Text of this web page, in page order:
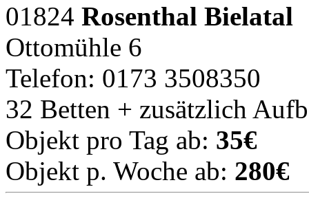
01824 Rosenthal Bielatal
Ottomühle 6
Telefon: 0173 3508350
32 Betten + zusätzlich
Objekt pro Tag ab: 35€
Objekt p. Woche ab: 280€